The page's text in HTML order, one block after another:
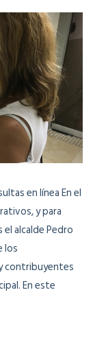
en línea En el
y para
alcalde Pedro
los
contribuyentes
En este